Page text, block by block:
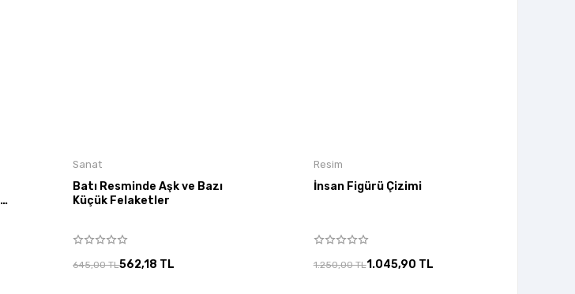
Sanat
Batı Resminde Aşk ve Bazı
Küçük Felaketler
645,00 TL562,18 TL
Resim
İnsan Figürü Çizimi
1.250,00 TL1.045,90 TL